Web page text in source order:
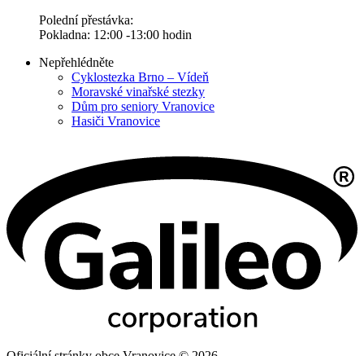
Polední přestávka:
Pokladna: 12:00 -13:00 hodin
Nepřehlédněte
Cyklostezka Brno – Vídeň
Moravské vinařské stezky
Dům pro seniory Vranovice
Hasiči Vranovice